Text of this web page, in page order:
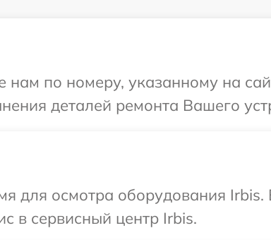
по номеру, указанному на
деталей ремонта Вашего
для осмотра оборудования Irbis.
в сервисный центр Irbis.